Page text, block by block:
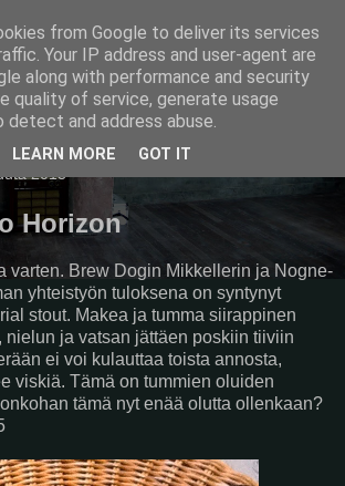
2013
Horizon
varten. Brew Dogin Mikkellerin ja Nogne-
yhteistyön tuloksena on syntynyt
stout. Makea ja tumma siirappinen
nielun ja vatsan jättäen poskiin tiiviin
ei voi kulauttaa toista annosta,
viskiä. Tämä on tummien oluiden
tämä nyt enää olutta ollenkaan?
from Google to deliver its services
Your IP address and user-agent are
along with performance and security
quality of service, generate usage
and address abuse.
LEARN MORE GOT IT